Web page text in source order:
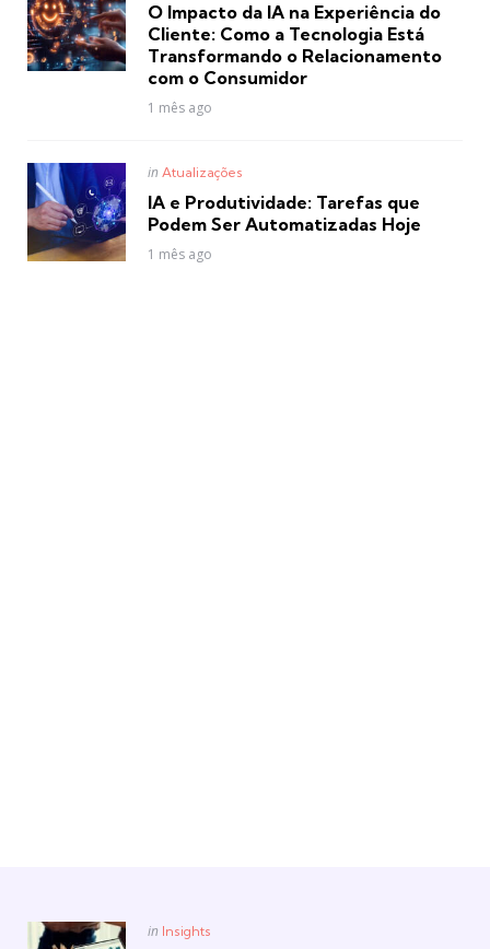
O Impacto da IA na Experiência do
Cliente: Como a Tecnologia Está
Transformando o Relacionamento
com o Consumidor
1 mês ago
Posted
in Atualizações
IA e Produtividade: Tarefas que
Podem Ser Automatizadas Hoje
1 mês ago
Posted
in Insights